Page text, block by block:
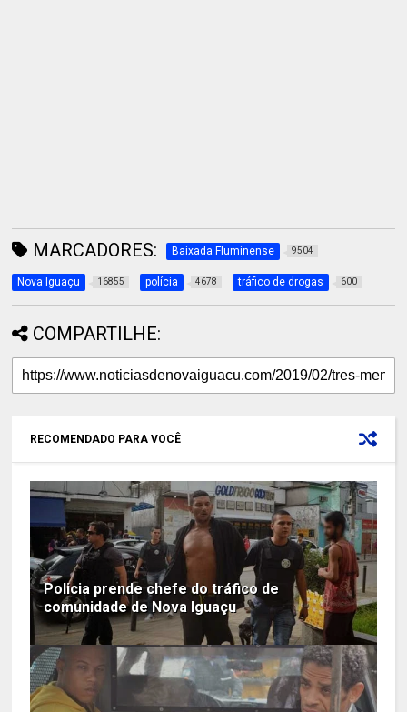
MARCADORES: Baixada Fluminense 9504
Nova Iguaçu 16855 polícia 4678 tráfico de drogas 600
COMPARTILHE:
RECOMENDADO PARA VOCÊ
Policia prende chefe do tráfico de
comunidade de Nova Iguaçu